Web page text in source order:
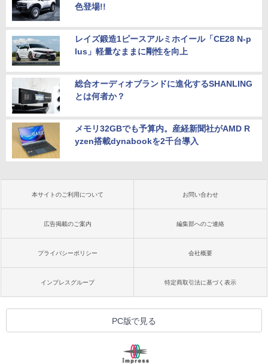
色登場!!
レイズ鍛造1ピースアルミホイール「CE28 N-p
lus」軽量なままに剛性を向上
総合オーディオブランドに進化するSHANLING
とは何者か？
メモリ32GBでも予算内。産経新聞社がAMD R
yzen搭載dynabookを2千台導入
本サイトのご利用について お問い合わせ
広告掲載のご案内 編集部へのご連絡
プライバシーポリシー 会社概要
インプレスグループ 特定商取引法に基づく表示
PC版で見る